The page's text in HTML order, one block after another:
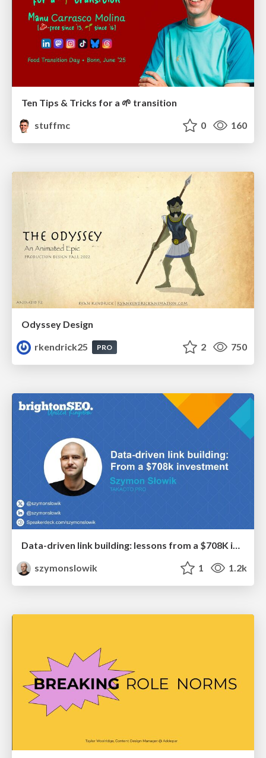
Ten Tips & Tricks for a 🌱 transition
stuffmc
0 160
Odyssey Design
rkendrick25
PRO 2 750
Data-driven link building: lessons from a $708K investment (BrightonSEO talk)
szymonslowik
1 1.2k